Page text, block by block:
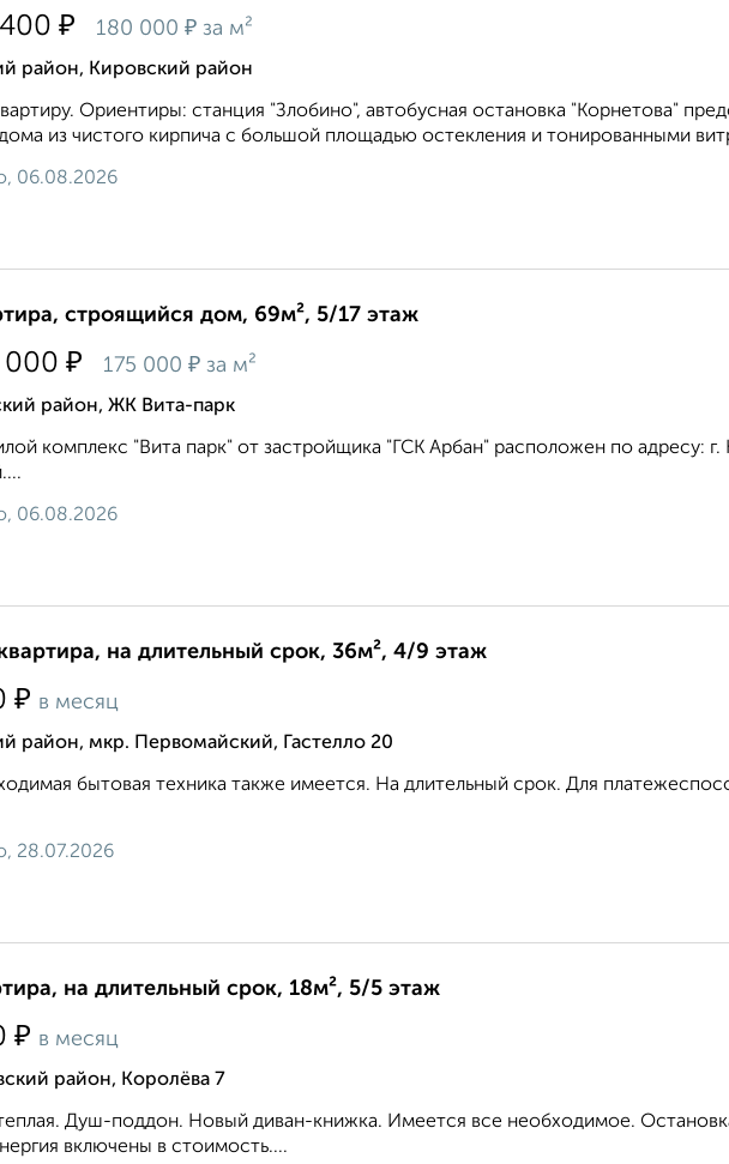
₽ 180 000 ₽ за м²
район, Кировский район
Ориентиры: станция "Злобино", автобусная остановка "Корнетова"
из чистого кирпича с большой площадью остекления и тонированными
06.08.2026
строящийся дом, 69м², 5/17 этаж
000 ₽ 175 000 ₽ за м²
район, ЖК Вита-парк
комплекс "Вита парк" от застройщика "ГСК Арбан" расположен по адресу: г.
06.08.2026
на длительный срок, 36м², 4/9 этаж
₽ в месяц
район, мкр. Первомайский, Гастелло 20
бытовая техника также имеется. На длительный срок. Для
28.07.2026
на длительный срок, 18м², 5/5 этаж
₽ в месяц
район, Королёва 7
Душ-поддон. Новый диван-книжка. Имеется все необходимое.
включены в стоимость....